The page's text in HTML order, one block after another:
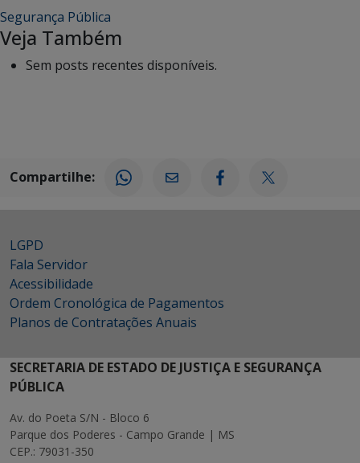
Segurança Pública
Veja Também
Sem posts recentes disponíveis.
Compartilhe:
LGPD
Fala Servidor
Acessibilidade
Ordem Cronológica de Pagamentos
Planos de Contratações Anuais
SECRETARIA DE ESTADO DE JUSTIÇA E SEGURANÇA
PÚBLICA
Av. do Poeta S/N - Bloco 6
Parque dos Poderes - Campo Grande | MS
CEP.: 79031-350